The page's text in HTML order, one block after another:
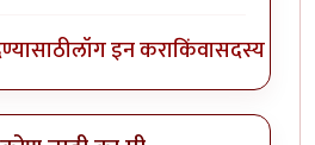
लॉग इन कराकिंवासदस्य व्हा